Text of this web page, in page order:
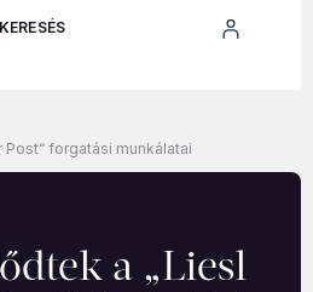
KERESÉS
forgatási munkálatai
a „Liesl